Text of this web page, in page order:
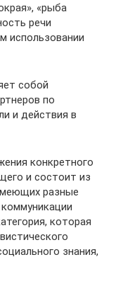
«рыба
речи
использовании
собой
по
и действия в
конкретного
и состоит из
разные
которая
знания,